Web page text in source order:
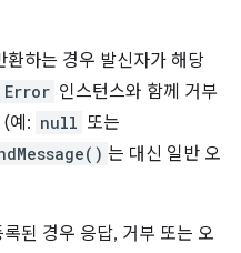
하는 경우 발신자가 해당
Error 인스턴스와 함께 거부
예: null 또는
는 대신 일반 오
된 경우 응답, 거부 또는 오